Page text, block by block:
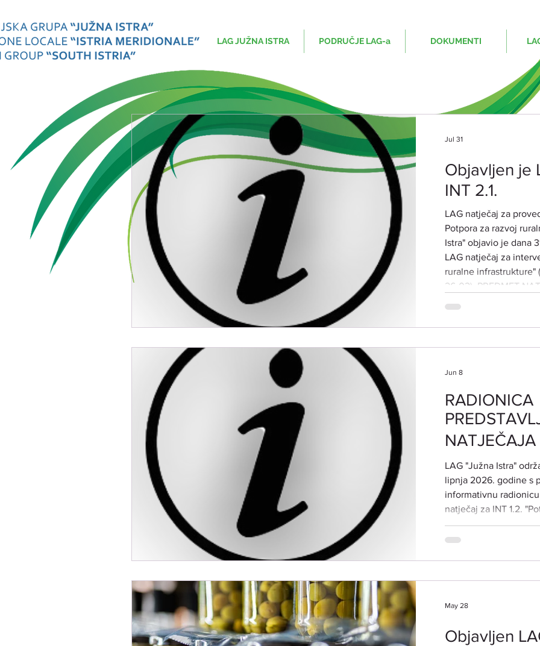
LAG JUŽNA ISTRA PODRUČJE LAG-a DOKUMENTI
Objavljen je
INT 2.1.
LAG natječaj za
Potpora za razvoj
Istra" objavio je dana
LAG natječaj za
ruralne infrastrukture"
26-02). PREDMET
kvalitete života
Jul 31
RADIONICA
NATJEČAJA
​LAG "Južna Istra"
lipnja 2026. godine s
informativnu
natječaj za INT 1.2.
održive
Radionica je
Vodnjan-Dignano,
(ČETVRTAK
Jun 8
Objavljen
May 28